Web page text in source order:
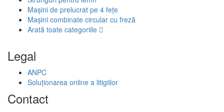
Mașini de prelucrat pe 4 fețe
Mașini combinate circular cu freză
Arată toate categoriile
Legal
ANPC
Soluționarea online a litigiilor
Contact